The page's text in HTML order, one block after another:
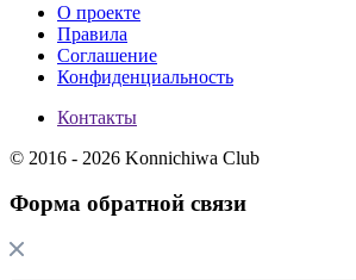
О проекте
Правила
Соглашение
Конфиденциальность
Контакты
© 2016 - 2026 Konnichiwa Club
Форма обратной связи